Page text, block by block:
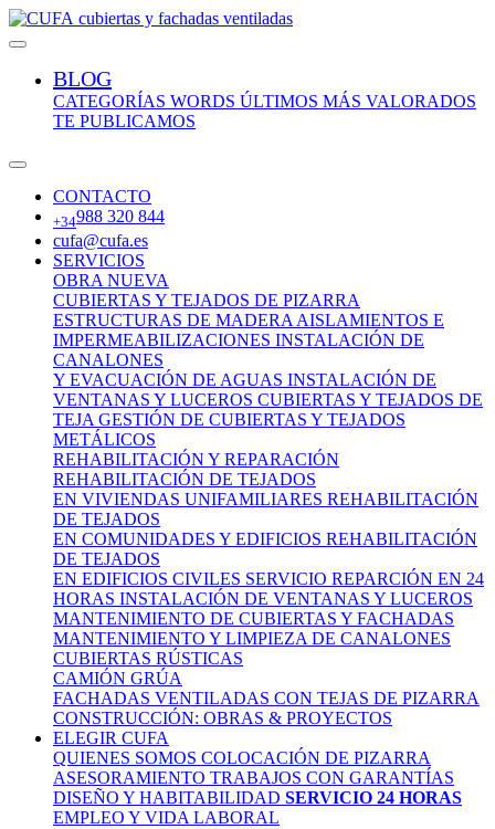
cubiertas y fachadas ventiladas
BLOG
CATEGORÍAS WORDS ÚLTIMOS MÁS VALORADOS
TE PUBLICAMOS
CONTACTO
+34988 320 844
cufa@cufa.es
SERVICIOS
OBRA NUEVA
CUBIERTAS Y TEJADOS DE PIZARRA
ESTRUCTURAS DE MADERA AISLAMIENTOS E
IMPERMEABILIZACIONES INSTALACIÓN DE
CANALONES
Y EVACUACIÓN DE AGUAS INSTALACIÓN DE
VENTANAS Y LUCEROS CUBIERTAS Y TEJADOS DE
TEJA GESTIÓN DE CUBIERTAS Y TEJADOS
METÁLICOS
REHABILITACIÓN Y REPARACIÓN
REHABILITACIÓN DE TEJADOS
EN VIVIENDAS UNIFAMILIARES REHABILITACIÓN
DE TEJADOS
EN COMUNIDADES Y EDIFICIOS REHABILITACIÓN
DE TEJADOS
EN EDIFICIOS CIVILES SERVICIO REPARCIÓN EN 24
HORAS INSTALACIÓN DE VENTANAS Y LUCEROS
MANTENIMIENTO DE CUBIERTAS Y FACHADAS
MANTENIMIENTO Y LIMPIEZA DE CANALONES
CUBIERTAS RÚSTICAS
CAMIÓN GRÚA
FACHADAS VENTILADAS CON TEJAS DE PIZARRA
CONSTRUCCIÓN: OBRAS & PROYECTOS
ELEGIR CUFA
QUIENES SOMOS COLOCACIÓN DE PIZARRA
ASESORAMIENTO TRABAJOS CON GARANTÍAS
DISEÑO Y HABITABILIDAD SERVICIO 24 HORAS
EMPLEO Y VIDA LABORAL